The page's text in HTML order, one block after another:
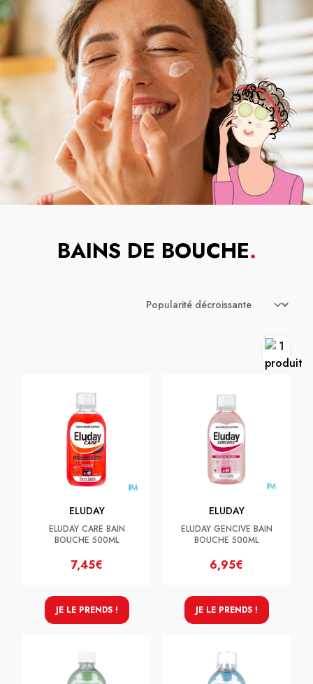
BAINS DE BOUCHE.
ELUDAY
ELUDAY CARE BAIN
BOUCHE 500ML
7,45€
JE LE PRENDS !
ELUDAY
ELUDAY GENCIVE BAIN
BOUCHE 500ML
6,95€
JE LE PRENDS !